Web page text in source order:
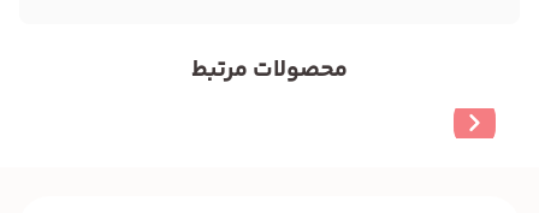
محصولات مرتبط